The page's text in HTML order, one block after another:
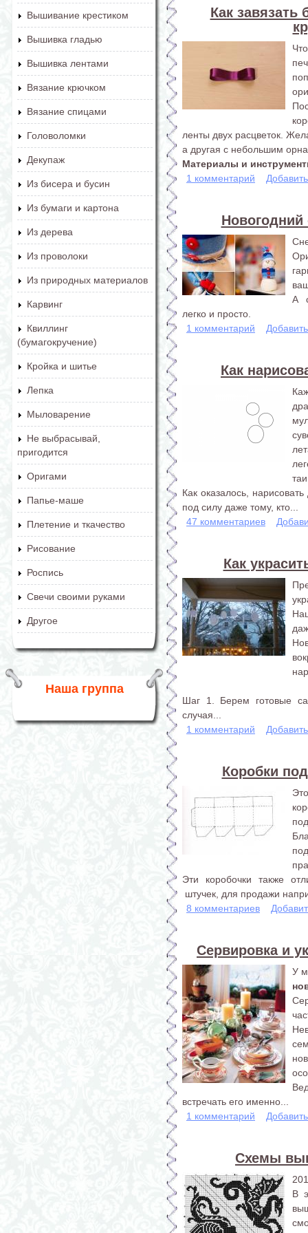
Вышивание крестиком
Вышивка гладью
Вышивка лентами
Вязание крючком
Вязание спицами
Головоломки
Декупаж
Из бисера и бусин
Из бумаги и картона
Из дерева
Из проволоки
Из природных материалов
Карвинг
Квиллинг
(бумагокручение)
Кройка и шитье
Лепка
Мыловарение
Не выбрасывай,
пригодится
Оригами
Папье-маше
Плетение и ткачество
Рисование
Роспись
Свечи своими руками
Другое
Наша группа
Как завязать
ленты двух расцветок.
а другая с небольшим
Материалы и
1 комментарий
Новогодний
А
легко и просто.
1 комментарий
Как
Как оказалось,
под силу даже тому, кто...
47 комментариев
Как
Шаг 1. Берем готовые
случая...
1 комментарий
Коробки
Эти коробочки также
штучек, для продажи
8 комментариев
Сервировка и
У
встречать его именно...
1 комментарий
Схемы
В